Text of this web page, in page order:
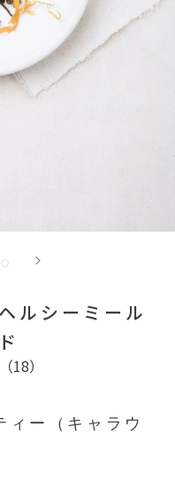
ルシーミール
（18）
ィー（キャラウ